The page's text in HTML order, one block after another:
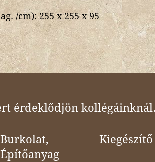
/cm):255 x 255 x 95
érdeklődjön kollégáinknál.
Burkolat,
Építőanyag
Kiegészítő